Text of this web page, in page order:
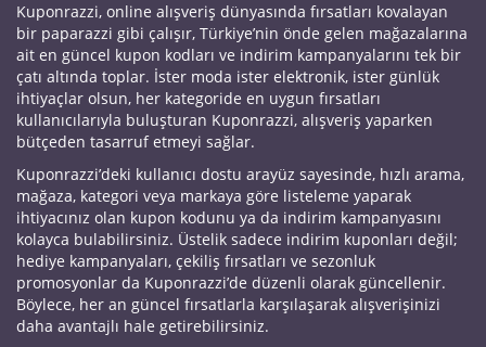
Kuponrazzi, online alışveriş dünyasında fırsatları kovalayan
bir paparazzi gibi çalışır, Türkiye’nin önde gelen mağazalarına
ait en güncel kupon kodları ve indirim kampanyalarını tek bir
çatı altında toplar. İster moda ister elektronik, ister günlük
ihtiyaçlar olsun, her kategoride en uygun fırsatları
kullanıcılarıyla buluşturan Kuponrazzi, alışveriş yaparken
bütçeden tasarruf etmeyi sağlar.
Kuponrazzi’deki kullanıcı dostu arayüz sayesinde, hızlı arama,
mağaza, kategori veya markaya göre listeleme yaparak
ihtiyacınız olan kupon kodunu ya da indirim kampanyasını
kolayca bulabilirsiniz. Üstelik sadece indirim kuponları değil;
hediye kampanyaları, çekiliş fırsatları ve sezonluk
promosyonlar da Kuponrazzi’de düzenli olarak güncellenir.
Böylece, her an güncel fırsatlarla karşılaşarak alışverişinizi
daha avantajlı hale getirebilirsiniz.